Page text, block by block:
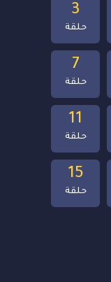
15
حلقة
11
حلقة
7
حلقة
3
حلقة